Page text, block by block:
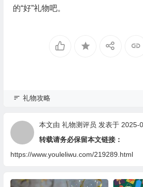
的“好”礼物吧。
礼物攻略
本文由 礼物测评员 发表于 2025-
转载请务必保留本文链接：
https://www.youleliwu.com/219289.html